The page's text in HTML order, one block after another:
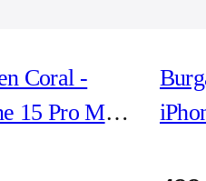
Coral -
15 Pro Max